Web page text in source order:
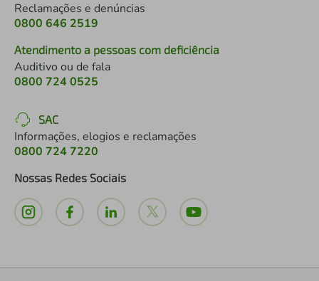
Reclamações e denúncias
0800 646 2519
Atendimento a pessoas com deficiência
Auditivo ou de fala
0800 724 0525
SAC
Informações, elogios e reclamações
0800 724 7220
Nossas Redes Sociais